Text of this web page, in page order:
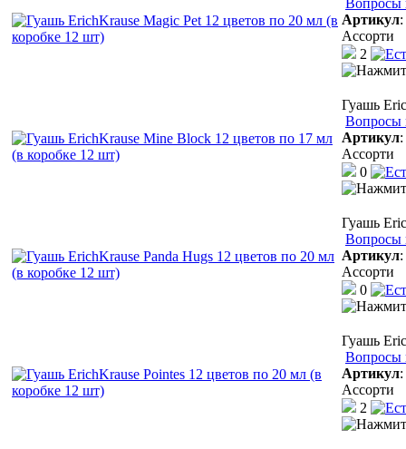
Артикул:
Ассорти
2
Гуашь
Вопросы
Артикул:
Ассорти
0
Гуашь
Вопросы
Артикул:
Ассорти
0
Гуашь
Вопросы
Артикул:
Ассорти
2